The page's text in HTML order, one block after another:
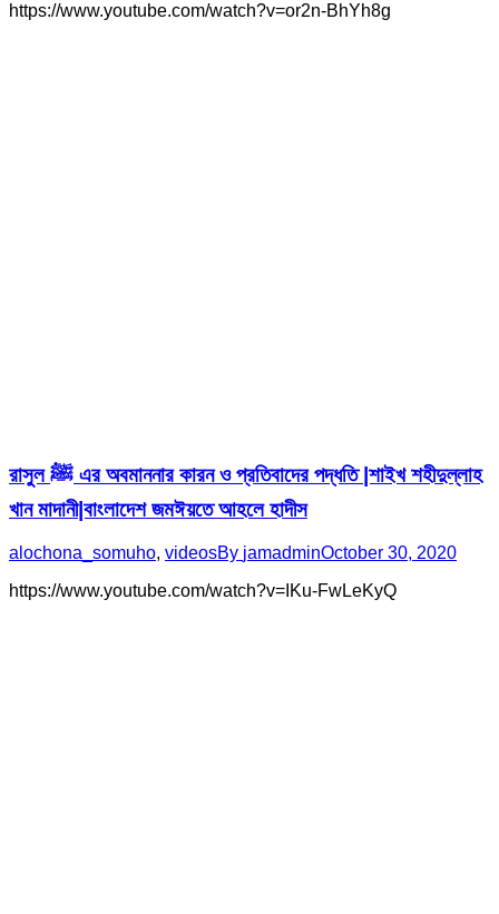
https://www.youtube.com/watch?v=or2n-BhYh8g
রাসুল ﷺ এর অবমাননার কারন ও প্রতিবাদের পদ্ধতি |শাইখ শহীদুল্লাহ
খান মাদানী|বাংলাদেশ জমঈয়তে আহলে হাদীস
alochona_somuho, videosBy jamadminOctober 30, 2020
https://www.youtube.com/watch?v=IKu-FwLeKyQ